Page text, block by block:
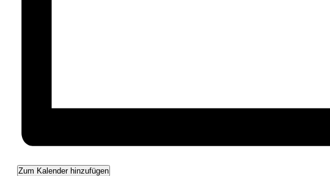
Zum Kalender hinzufügen